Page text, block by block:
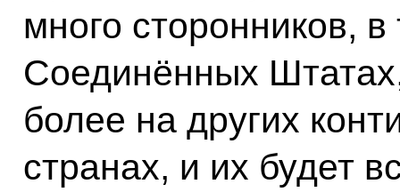
много сторонников,
Соединённых
более на других
странах, и их будет